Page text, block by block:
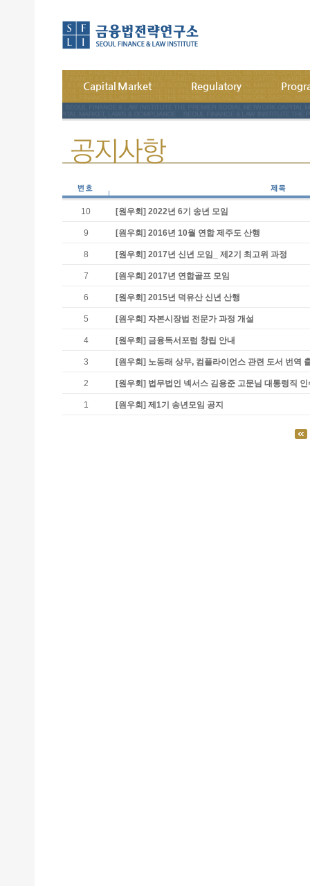
Capital Market Regulatory
10 [원우회] 2022년 6기 송년 모임
9 [원우회] 2016년 10월 연합 제주도 산행
8 [원우회] 2017년 신년 모임_ 제2기 최고위 과정
7 [원우회] 2017년 연합골프 모임
6 [원우회] 2015년 덕유산 신년 산행
5 [원우회] 자본시장법 전문가 과정 개설
4 [원우회] 금융독서포럼 창립 안내
3 [원우회] 노동래 상무, 컴플라이언스 관련 도서 번역
2 [원우회] 법무법인 넥서스 김용준 고문님 대통령직
1 [원우회] 제1기 송년모임 공지